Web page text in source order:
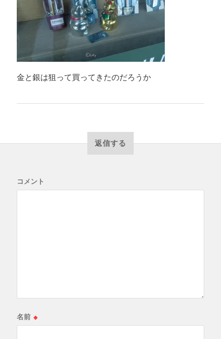
金と銀は狙って買ってきたのだろうか
返信する
コメント
名前 ※